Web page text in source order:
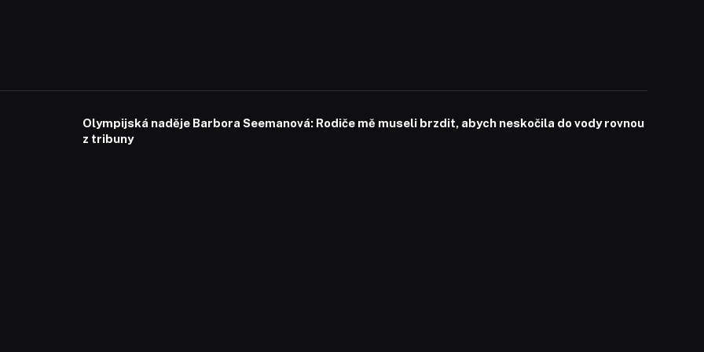
Olympijská naděje Barbora Seemanová: Rodiče mě museli brzdit, abych neskočila do vody rovnou
z tribuny